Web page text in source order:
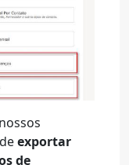
exportar
de